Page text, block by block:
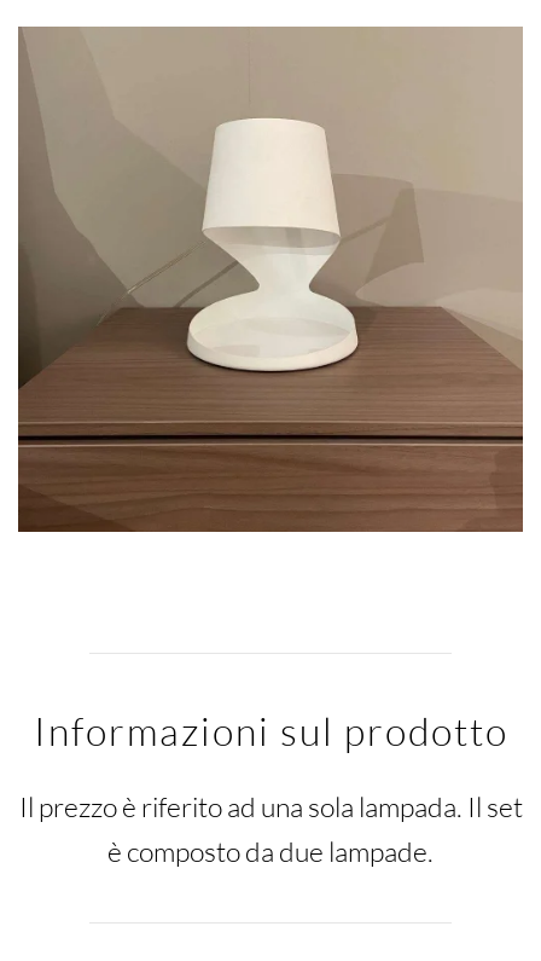
Informazioni sul prodotto
Il prezzo è riferito ad una sola lampada. Il set
è composto da due lampade.